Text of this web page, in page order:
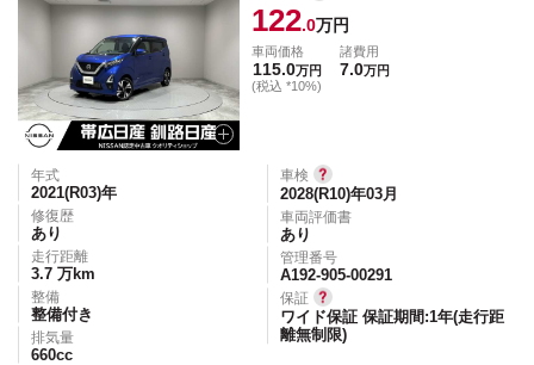
122.0万円
車両価格
115.0万円
(税込 *10%)
諸費用
7.0万円
年式
2021(R03)年
修復歴
あり
走行距離
3.7 万km
整備
整備付き
排気量
660cc
車検
2028(R10)年03月
車両評価書
あり
管理番号
A192-905-00291
保証
ワイド保証 保証期間:1年(走行距
離無制限)